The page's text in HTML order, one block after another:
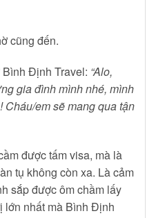
cũng đến.
Định Travel: “Alo,
gia đình mình nhé, mình
em sẽ mang qua tận
được tấm visa, mà là
tụ không còn xa. Là cảm
sắp được ôm chầm lấy
lớn nhất mà Bình Định